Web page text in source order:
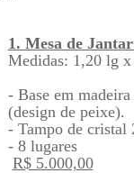
1. Mesa de
Medidas: 1,20 lg
- Base em
(design de peixe).
- Tampo de cristal
- 8 lugares
R$ 5.000,00